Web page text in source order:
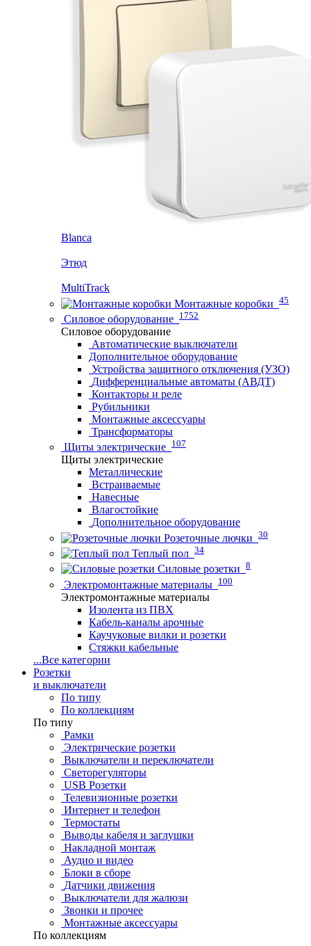
Blanca
Этюд
MultiTrack
Монтажные коробки 45
Силовое оборудование 1752
Силовое оборудование
Автоматические выключатели
Дополнительное оборудование
Устройства защитного отключения (УЗО)
Дифференциальные автоматы (АВДТ)
Контакторы и реле
Рубильники
Монтажные аксессуары
Трансформаторы
Щиты электрические 107
Щиты электрические
Металлические
Встраиваемые
Навесные
Влагостойкие
Дополнительное оборудование
Розеточные лючки 30
Теплый пол 34
Силовые розетки 8
Электромонтажные материалы 100
Электромонтажные материалы
Изолента из ПВХ
Кабель-каналы арочные
Каучуковые вилки и розетки
Стяжки кабельные
...Все категории
Розетки
и выключатели
По типу
По коллекциям
По типу
Рамки
Электрические розетки
Выключатели и переключатели
Светорегуляторы
USB Розетки
Телевизионные розетки
Интернет и телефон
Термостаты
Выводы кабеля и заглушки
Накладной монтаж
Аудио и видео
Блоки в сборе
Датчики движения
Выключатели для жалюзи
Звонки и прочее
Монтажные аксессуары
По коллекциям